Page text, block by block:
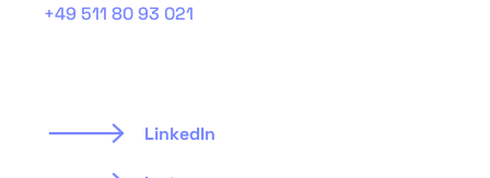
+49 511 80 93 021
LinkedIn